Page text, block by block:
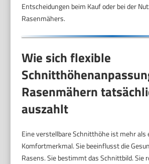
Entscheidungen beim Kauf oder bei der
Rasenmähers.
Wie sich flexible
Rasenmähern
auszahlt
Eine verstellbare Schnitthöhe ist mehr als
Komfortmerkmal. Sie beeinflusst die
Rasens. Sie bestimmt das Schnittbild. Sie